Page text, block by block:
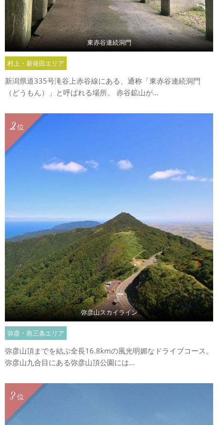
東赤谷連続洞門
村上・新発田エリア
新潟県道335号滝谷上赤谷線にある、通称「東赤谷連続洞門
（どうもん）」と呼ばれる場所。 赤谷鉱山が...
位
2
弥彦山スカイライン
弥彦・燕三条エリア
弥彦山頂までを結ぶ全長16.8kmの風光明媚なドライブコース。
弥彦山九合目にある弥彦山頂公園には...
位
3